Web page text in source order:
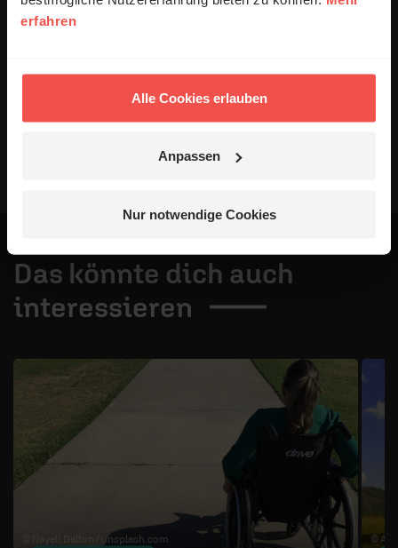
erfahren
Alle Cookies erlauben
Anpassen
Nur notwendige Cookies
Alle Kommentare werden redaktionell geprüft. Wir behalten
uns das Kürzen von Kommentaren vor. Ein Recht auf
Absenden
Das könnte dich auch
interessieren
unsplash.com ©